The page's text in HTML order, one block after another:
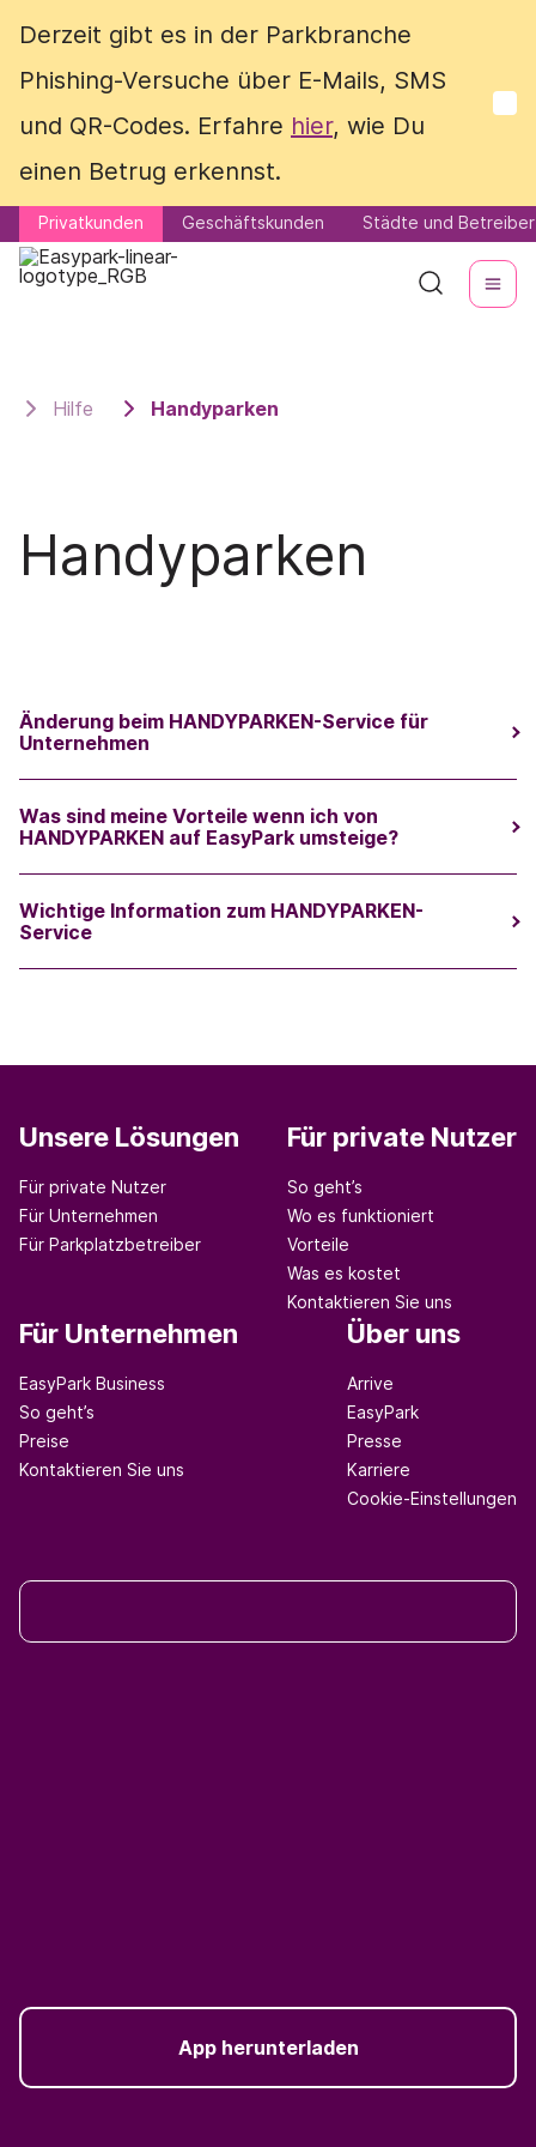
Derzeit gibt es in der Parkbranche
Phishing-Versuche über E-Mails, SMS
und QR-Codes. Erfahre hier, wie Du
einen Betrug erkennst.
Privatkunden Geschäftskunden Städte und Betreiber
Derzeit gibt es in der Parkbranche
Phishing-Versuche über E-Mails, SMS
und QR-Codes. Erfahre hier, wie Du
einen Betrug erkennst.
Privatkunden Geschäftskunden Städte und Betreiber
Hilfe Handyparken
Handyparken
Änderung beim HANDYPARKEN-Service für
Unternehmen
Was sind meine Vorteile wenn ich von
HANDYPARKEN auf EasyPark umsteige?
Wichtige Information zum HANDYPARKEN-
Service
Unsere Lösungen
Für private Nutzer
Für Unternehmen
Für Parkplatzbetreiber
Für private Nutzer
So geht’s
Wo es funktioniert
Vorteile
Was es kostet
Kontaktieren Sie uns
Für Unternehmen
EasyPark Business
So geht’s
Preise
Kontaktieren Sie uns
Über uns
Arrive
EasyPark
Presse
Karriere
Cookie-Einstellungen
App herunterladen